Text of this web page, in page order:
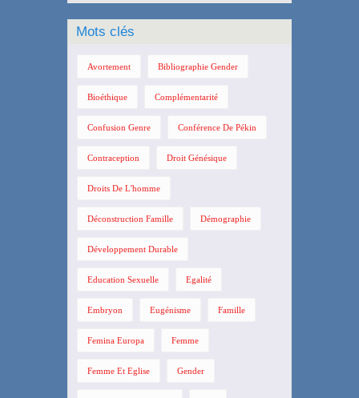
Mots clés
Avortement Bibliographie Gender
Bioéthique Complémentarité
Confusion Genre Conférence De Pékin
Contraception Droit Génésique
Droits De L'homme
Déconstruction Famille Démographie
Développement Durable
Education Sexuelle Egalité
Embryon Eugénisme Famille
Femina Europa Femme
Femme Et Eglise Gender